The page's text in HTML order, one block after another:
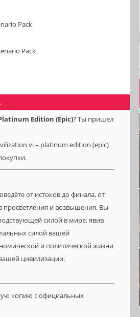
Pack
Pack
Edition (Epic)? Ты пришел
vi – platinum edition (epic)
от истоков до финала, от
просветления и возвышения. Вы
силой в мире, явив
силой вашей
и политической жизни
цивилизации.
копию с официальных